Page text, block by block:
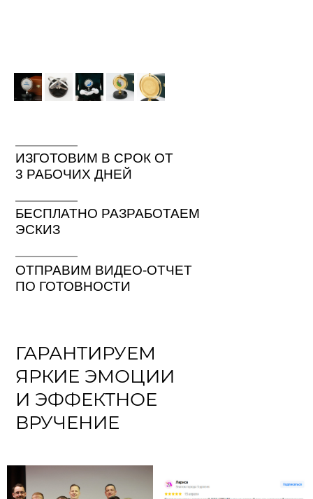
ИЗГОТОВИМ В СРОК ОТ
3 РАБОЧИХ ДНЕЙ
БЕСПЛАТНО РАЗРАБОТАЕМ
ЭСКИЗ
ОТПРАВИМ ВИДЕО-ОТЧЕТ
ПО ГОТОВНОСТИ
ГАРАНТИРУЕМ
ЯРКИЕ ЭМОЦИИ
И ЭФФЕКТНОЕ
ВРУЧЕНИЕ